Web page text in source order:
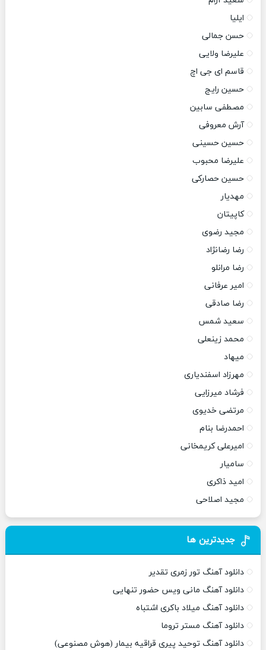
ایلیا
حسن جمالی
علیرضا ولایی
قاسم ای جی اچ
حسین رایج
مصطفی سابین
آرش معروفی
حسین حسینی
علیرضا محبوب
حسین حصارکی
مهدیار
کاپیتان
مجید رضوی
رضا رضانژاد
رضا مرانلو
امیر عرفانی
رضا صادقی
سعید شمس
محمد زینعلی
میهاد
مهرزاد اسفندیاری
فرشاد میرزایی
مرتضی خدیوی
احمدرضا بنام
امیرعلی کریمخانی
سامیار
امید ذاکری
مجید اصلاحی
جدیدترین ها
دانلود آهنگ تور زمری تقدیر
دانلود آهنگ مانی ویس حضور تنهایی
دانلود آهنگ میلاد باکری اشتباه
دانلود آهنگ مستر تروما
دانلود آهنگ توحید پیری قراقیه بیمار (هوش مصنوعی)